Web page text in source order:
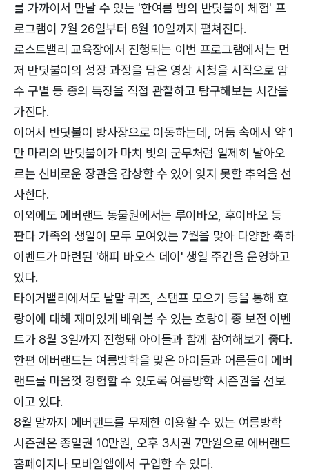
를 가까이서 만날 수 있는 '한여름 밤의 반딧불이 체험' 프
로그램이 7월 26일부터 8월 10일까지 펼쳐진다.
로스트밸리 교육장에서 진행되는 이번 프로그램에서는 먼
저 반딧불이의 성장 과정을 담은 영상 시청을 시작으로 암
수 구별 등 종의 특징을 직접 관찰하고 탐구해보는 시간을
가진다.
이어서 반딧불이 방사장으로 이동하는데, 어둠 속에서 약 1
만 마리의 반딧불이가 마치 빛의 군무처럼 일제히 날아오
르는 신비로운 장관을 감상할 수 있어 잊지 못할 추억을 선
사한다.
이외에도 에버랜드 동물원에서는 루이바오, 후이바오 등
판다 가족의 생일이 모두 모여있는 7월을 맞아 다양한 축하
이벤트가 마련된 '해피 바오스 데이' 생일 주간을 운영하고
있다.
타이거밸리에서도 낱말 퀴즈, 스탬프 모으기 등을 통해 호
랑이에 대해 재미있게 배워볼 수 있는 호랑이 종 보전 이벤
트가 8월 3일까지 진행돼 아이들과 함께 참여해보기 좋다.
한편 에버랜드는 여름방학을 맞은 아이들과 어른들이 에버
랜드를 마음껏 경험할 수 있도록 여름방학 시즌권을 선보
이고 있다.
8월 말까지 에버랜드를 무제한 이용할 수 있는 여름방학
시즌권은 종일권 10만원, 오후 3시권 7만원으로 에버랜드
홈페이지나 모바일앱에서 구입할 수 있다.